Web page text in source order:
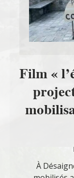
Film «
À